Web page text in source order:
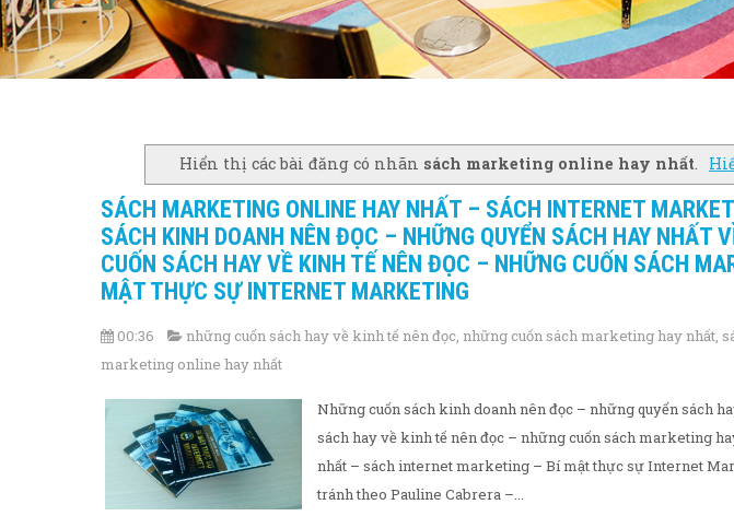
Hiển thị các bài đăng có nhãn sách marketing online hay nhất
SÁCH MARKETING ONLINE HAY NHẤT – SÁCH INTERNET
SÁCH KINH DOANH NÊN ĐỌC – NHỮNG QUYỂN SÁCH HAY NHẤT
CUỐN SÁCH HAY VỀ KINH TẾ NÊN ĐỌC – NHỮNG CUỐN SÁCH
MẬT THỰC SỰ INTERNET MARKETING
00:36 những cuốn sách hay về kinh tế nên đọc những cuốn sách marketing hay nhất
marketing online hay nhất
Những cuốn sách kinh doanh nên đọc – những quyển sách
sách hay về kinh tế nên đọc – những cuốn sách marketing
nhất – sách internet marketing – Bí mật thực sự Internet
tránh theo Pauline Cabrera –...